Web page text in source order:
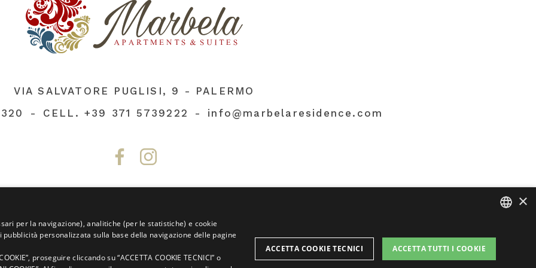
VIA SALVATORE PUGLISI, 9 - PALERMO
CELL.+39 371 5739222 info@marbelaresidence.com
P.IVA 00693970824
CIR: 19082053B400685
Policy
Policy
societari
fatto con amore dalle persone di
×
per la navigazione), analitiche (per le statistiche) e cookie
personalizzata sulla base della navigazione delle pagine
proseguire cliccando su “ACCETTA COOKIE TECNICI” o
ACCETTA TUTTI I COOKIE
ACCETTA COOKIE TECNICI